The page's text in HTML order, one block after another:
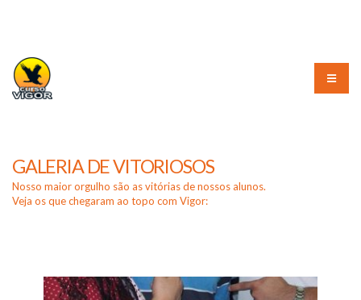
GALERIA DE VITORIOSOS
Nosso maior orgulho são as vitórias de nossos alunos.
Veja os que chegaram ao topo com Vigor: